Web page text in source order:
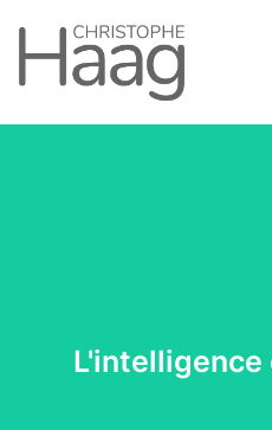
Navigation principale